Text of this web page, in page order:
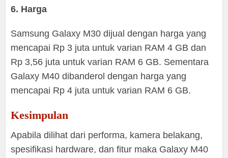
6. Harga
Samsung Galaxy M30 dijual dengan harga yang
mencapai Rp 3 juta untuk varian RAM 4 GB dan
Rp 3,56 juta untuk varian RAM 6 GB. Sementara
Galaxy M40 dibanderol dengan harga yang
mencapai Rp 4 juta untuk varian RAM 6 GB.
Kesimpulan
Apabila dilihat dari performa, kamera belakang,
spesifikasi hardware, dan fitur maka Galaxy M40